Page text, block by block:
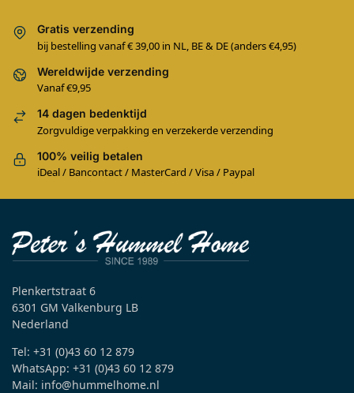
Gratis verzending
bij bestelling vanaf € 39,00 in NL, BE & DE (anders €4,95)
Wereldwijde verzending
Vanaf €9,95
14 dagen bedenktijd
Zorgvuldige verpakking en verzekerde verzending
100% veilig betalen
iDeal / Bancontact / MasterCard / Visa / Paypal
Plenkertstraat 6
6301 GM Valkenburg LB
Nederland
Tel: +31 (0)43 60 12 879
WhatsApp: +31 (0)43 60 12 879
Mail: info@hummelhome.nl